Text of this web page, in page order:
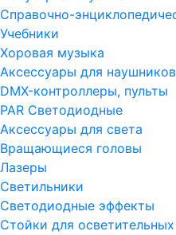
Справочно-
Учебники
Хоровая музыка
Аксессуары для наушников
DMX-контроллеры, пульты
PAR Светодиодные
Аксессуары для света
Вращающиеся головы
Лазеры
Светильники
Светодиодные эффекты
Стойки для